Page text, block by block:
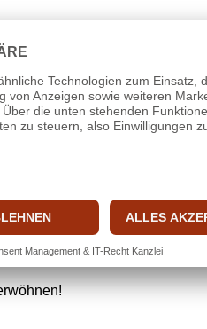
steckt alles,